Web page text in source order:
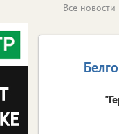
Все новости